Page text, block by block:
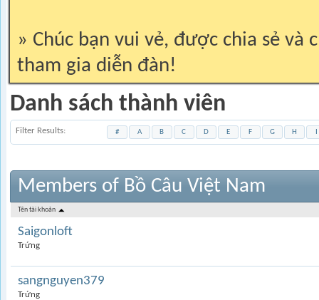
» Chúc bạn vui vẻ, được chia sẻ và
tham gia diễn đàn!
Danh sách thành viên
Filter Results # A B C D E F G H
Members of Bồ Câu Việt Nam
Tên tài khoản
Saigonloft
Trứng
sangnguyen379
Trứng